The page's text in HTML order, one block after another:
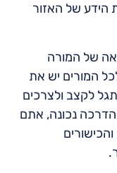
הידע של האזור
של המורה
המורים יש את
לקצב ולצרכים
הדרכה נכונה, אתם